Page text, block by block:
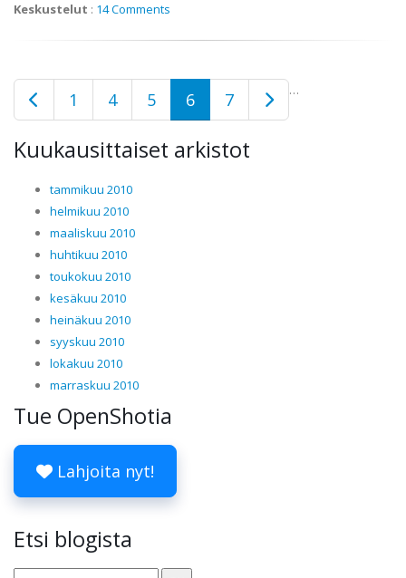
Keskustelut : 14 Comments
1 …
4 5 6 7
Kuukausittaiset arkistot
tammikuu 2010
helmikuu 2010
maaliskuu 2010
huhtikuu 2010
toukokuu 2010
kesäkuu 2010
heinäkuu 2010
syyskuu 2010
lokakuu 2010
marraskuu 2010
Tue OpenShotia
Lahjoita nyt!
Etsi blogista